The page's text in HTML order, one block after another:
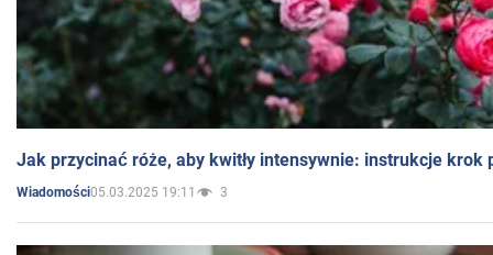
Jak przycinać róże, aby kwitły intensywnie: instrukcje krok
Wiadomości05.03.2025 19:11 3